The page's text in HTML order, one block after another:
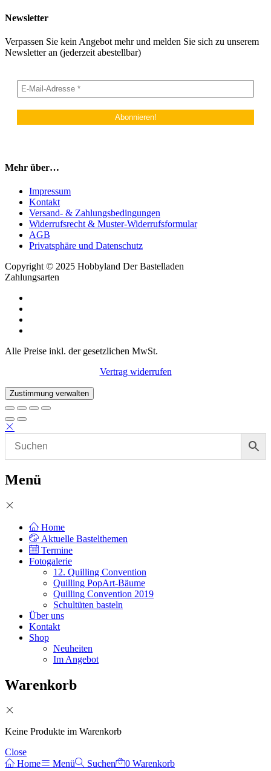
Newsletter
Verpassen Sie kein Angebot mehr und melden Sie sich zu unserem
Newsletter an (jederzeit abestellbar)
Mehr über…
Impressum
Kontakt
Versand- & Zahlungsbedingungen
Widerrufsrecht & Muster-Widerrufsformular
AGB
Privatsphäre und Datenschutz
Copyright © 2025 Hobbyland Der Bastelladen
Zahlungsarten
Alle Preise inkl. der gesetzlichen MwSt.
Vertrag widerrufen
Zustimmung verwalten
Menü
Home
Aktuelle Bastelthemen
Termine
Fotogalerie
12. Quilling Convention
Quilling PopArt-Bäume
Quilling Convention 2019
Schultüten basteln
Über uns
Kontakt
Shop
Neuheiten
Im Angebot
Warenkorb
Keine Produkte im Warenkorb
Close
Home
Menü Suchen 0 Warenkorb